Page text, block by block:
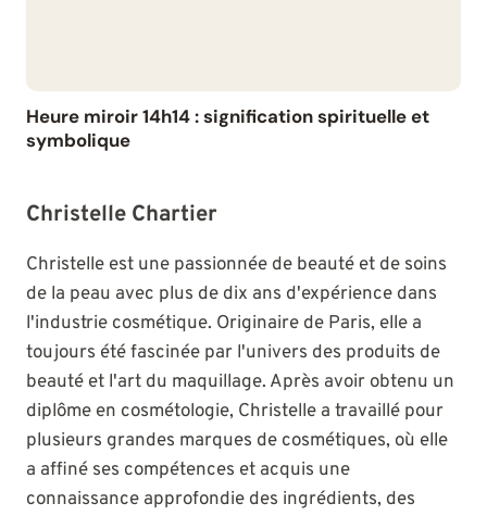
Heure miroir 14h14 : signification spirituelle et
symbolique
Christelle Chartier
Christelle est une passionnée de beauté et de soins
de la peau avec plus de dix ans d'expérience dans
l'industrie cosmétique. Originaire de Paris, elle a
toujours été fascinée par l'univers des produits de
beauté et l'art du maquillage. Après avoir obtenu un
diplôme en cosmétologie, Christelle a travaillé pour
plusieurs grandes marques de cosmétiques, où elle
a affiné ses compétences et acquis une
connaissance approfondie des ingrédients, des